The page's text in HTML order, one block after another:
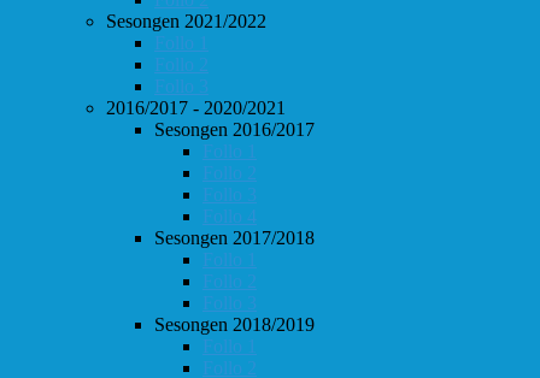
Sesongen 2021/2022
Follo 1
Follo 2
Follo 3
2016/2017 - 2020/2021
Sesongen 2016/2017
Follo 1
Follo 2
Follo 3
Follo 4
Sesongen 2017/2018
Follo 1
Follo 2
Follo 3
Sesongen 2018/2019
Follo 1
Follo 2